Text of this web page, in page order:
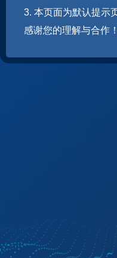
3. 本页面为默认提示
感谢您的理解与合作！